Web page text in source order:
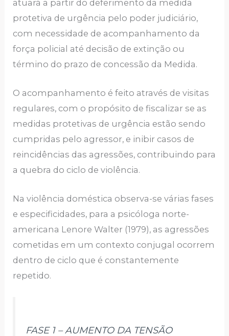
atuará a partir do deferimento da medida
protetiva de urgência pelo poder judiciário,
com necessidade de acompanhamento da
força policial até decisão de extinção ou
término do prazo de concessão da Medida.
O acompanhamento é feito através de visitas
regulares, com o propósito de fiscalizar se as
medidas protetivas de urgência estão sendo
cumpridas pelo agressor, e inibir casos de
reincidências das agressões, contribuindo para
a quebra do ciclo de violência.
Na violência doméstica observa-se várias fases
e especificidades, para a psicóloga norte-
americana Lenore Walter (1979), as agressões
cometidas em um contexto conjugal ocorrem
dentro de ciclo que é constantemente
repetido.
FASE 1 – AUMENTO DA TENSÃO